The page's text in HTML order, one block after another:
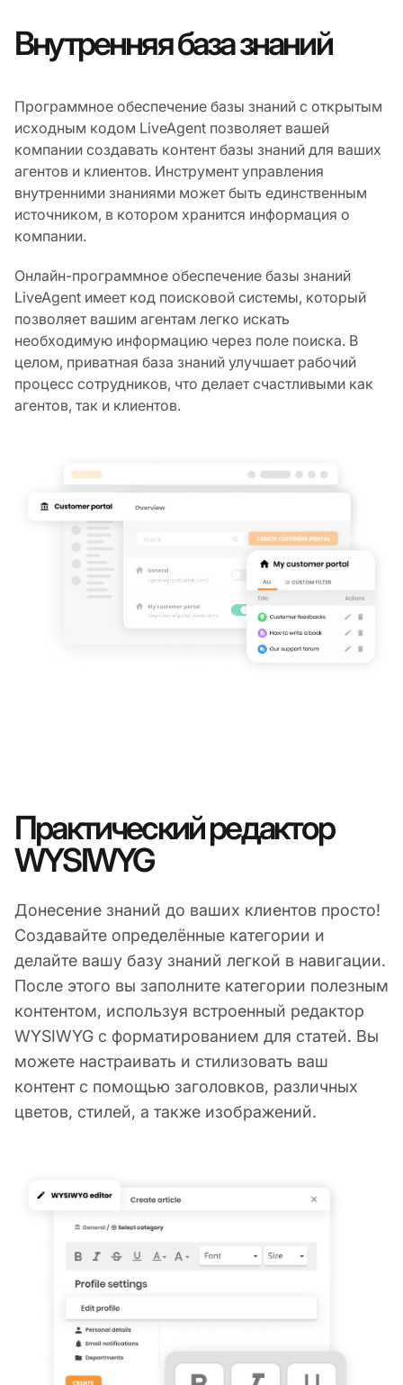
Внутренняя база знаний
Программное обеспечение базы знаний с открытым
исходным кодом LiveAgent позволяет вашей
компании создавать контент базы знаний для ваших
агентов и клиентов. Инструмент управления
внутренними знаниями может быть единственным
источником, в котором хранится информация о
компании.
Онлайн-программное обеспечение базы знаний
LiveAgent имеет код поисковой системы, который
позволяет вашим агентам легко искать
необходимую информацию через поле поиска. В
целом, приватная база знаний улучшает рабочий
процесс сотрудников, что делает счастливыми как
агентов, так и клиентов.
Практический редактор
WYSIWYG
Донесение знаний до ваших клиентов просто!
Создавайте определённые категории и
делайте вашу базу знаний легкой в навигации.
После этого вы заполните категории полезным
контентом, используя встроенный редактор
WYSIWYG с форматированием для статей. Вы
можете настраивать и стилизовать ваш
контент с помощью заголовков, различных
цветов, стилей, а также изображений.